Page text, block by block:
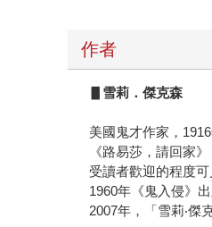
作者
雪莉．傑克森
美國鬼才作家，
《路易莎，請回家
受讀者歡迎的程度可
1960年《鬼入侵》
2007年，「雪莉‧傑